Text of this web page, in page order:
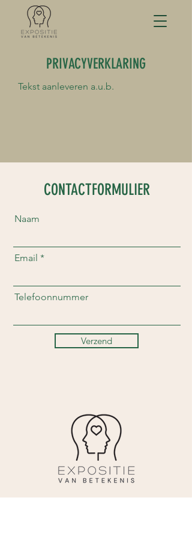
PRIVACYVERKLARING
Tekst aanleveren a.u.b.
CONTACTFORMULIER
Naam
Email
Telefoonnummer
Verzend